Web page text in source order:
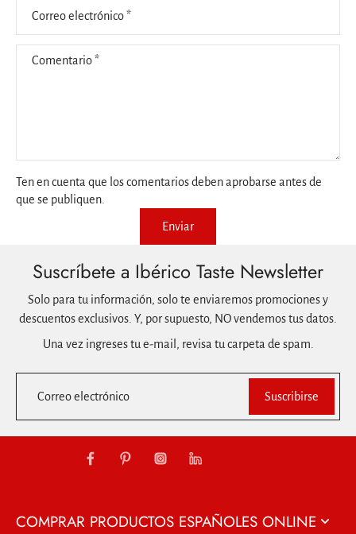
Correo electrónico*
Comentario*
Ten en cuenta que los comentarios deben aprobarse antes de
que se publiquen.
Enviar
Suscríbete a Ibérico Taste Newsletter
Solo para tu información, solo te enviaremos promociones y
descuentos exclusivos. Y, por supuesto, NO vendemos tus datos.
Una vez ingreses tu e-mail, revisa tu carpeta de spam.
Correo electrónico Suscribirse
COMPRAR PRODUCTOS ESPAÑOLES ONLINE